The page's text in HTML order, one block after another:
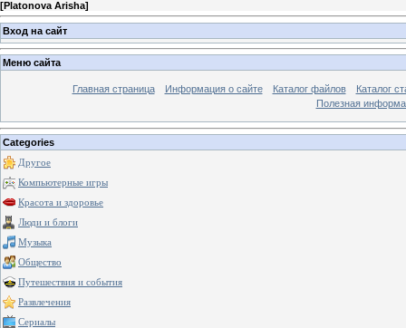
[Platonova Arisha]
Вход на сайт
Меню сайта
Главная страница Информация о сайте Каталог файлов
Каталог
Полезная
Categories
Другое
Компьютерные игры
Красота и здоровье
Люди и блоги
Музыка
Общество
Путешествия и события
Развлечения
Сериалы